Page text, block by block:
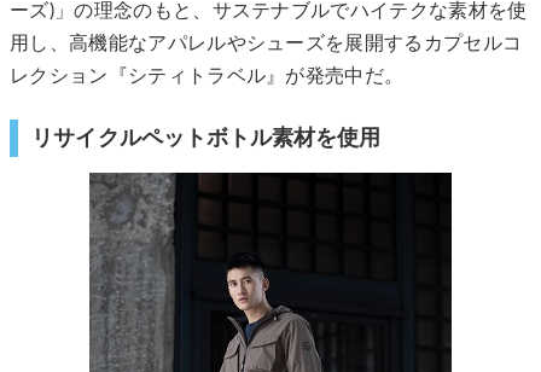
ーズ)」の理念のもと、サステナブルでハイテクな素材を使
用し、高機能なアパレルやシューズを展開するカプセルコ
レクション『シティトラベル』が発売中だ。
リサイクルペットボトル素材を使用